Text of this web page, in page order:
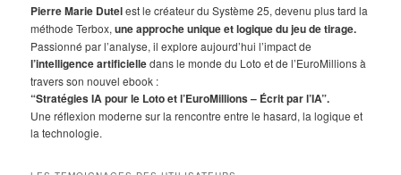
h
e
r
c
h
e
Pierre Marie Dutelest le créateur du Système 25, devenu plus tard la
méthode Terbox,une approche unique et logique du jeu de tirage.
Passionné par l’analyse, il explore aujourd’hui l’impact de
l’intelligence artificielledans le monde du Loto et de l’EuroMillions à
travers son nouvel ebook :
“Stratégies IA pour le Loto et l’EuroMillions – Écrit par l’IA”.
Une réflexion moderne sur la rencontre entre le hasard, la logique et
la technologie.